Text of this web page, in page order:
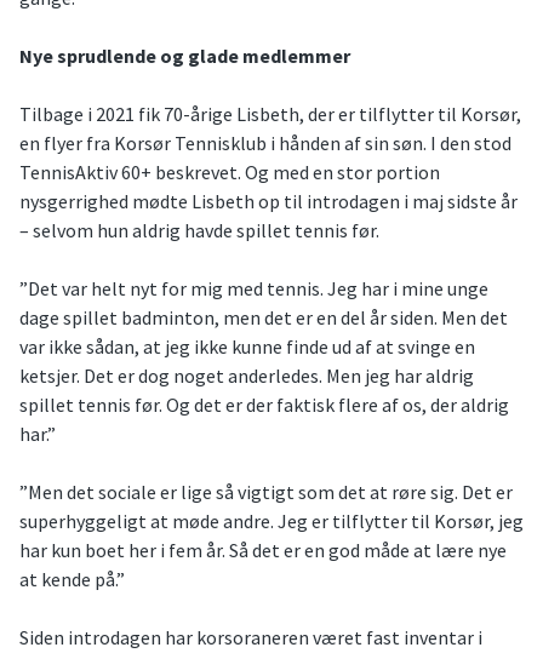
Nye sprudlende og glade medlemmer
Tilbage i 2021 fik 70-årige Lisbeth, der er tilflytter til Korsør,
en flyer fra Korsør Tennisklub i hånden af sin søn. I den stod
TennisAktiv 60+ beskrevet. Og med en stor portion
nysgerrighed mødte Lisbeth op til introdagen i maj sidste år
– selvom hun aldrig havde spillet tennis før.
”Det var helt nyt for mig med tennis. Jeg har i mine unge
dage spillet badminton, men det er en del år siden. Men det
var ikke sådan, at jeg ikke kunne finde ud af at svinge en
ketsjer. Det er dog noget anderledes. Men jeg har aldrig
spillet tennis før. Og det er der faktisk flere af os, der aldrig
har.”
”Men det sociale er lige så vigtigt som det at røre sig. Det er
superhyggeligt at møde andre. Jeg er tilflytter til Korsør, jeg
har kun boet her i fem år. Så det er en god måde at lære nye
at kende på.”
Siden introdagen har korsoraneren været fast inventar i